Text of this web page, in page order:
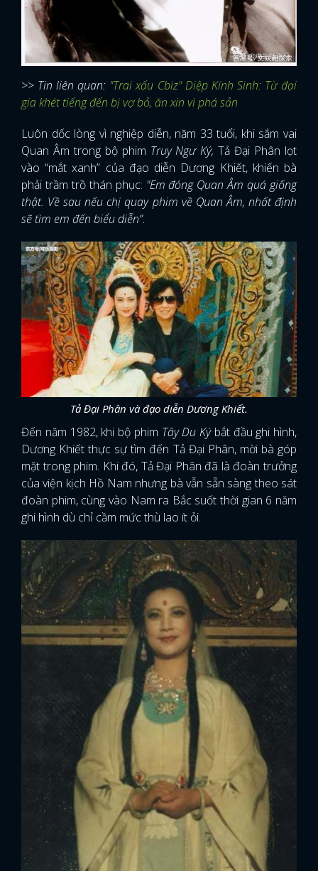
>> Tin liên quan: "Trai xấu Cbiz" Diệp Kính Sinh: Từ đại
gia khét tiếng đến bị vợ bỏ, ăn xin vì phá sản
Luôn dốc lòng vì nghiệp diễn, năm 33 tuổi, khi sắm vai
Quan Âm trong bộ phim Truy Ngư Ký, Tả Đại Phân lọt
vào “mắt xanh” của đạo diễn Dương Khiết, khiến bà
phải trầm trồ thán phục: "Em đóng Quan Âm quá giống
thật. Về sau nếu chị quay phim về Quan Âm, nhất định
sẽ tìm em đến biểu diễn”.
Tả Đại Phân và đạo diễn Dương Khiết.
Đến năm 1982, khi bộ phim Tây Du Kýbắt đầu ghi hình,
Dương Khiết thực sự tìm đến Tả Đại Phân, mời bà góp
mặt trong phim. Khi đó, Tả Đại Phân đã là đoàn trưởng
của viện kịch Hồ Nam nhưng bà vẫn sẵn sàng theo sát
đoàn phim, cùng vào Nam ra Bắc suốt thời gian 6 năm
ghi hình dù chỉ cầm mức thù lao ít ỏi.